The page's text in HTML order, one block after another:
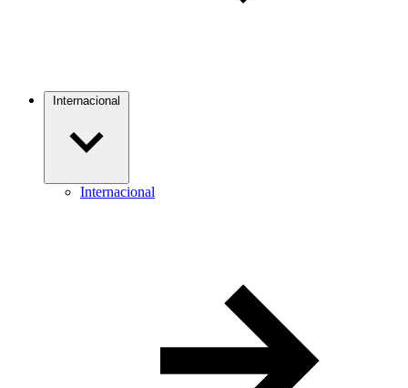
Internacional
Internacional